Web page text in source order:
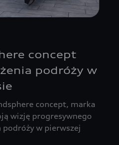
concept
podróży w
concept, marka
wizję progresywnego
w pierwszej